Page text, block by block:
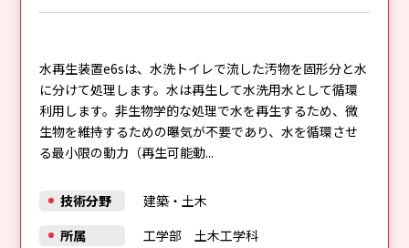
水再生装置e6sは、水洗トイレで流した汚物を固形分と水
に分けて処理します。水は再生して水洗用水として循環
利用します。非生物学的な処理で水を再生するため、微
生物を維持するための曝気が不要であり、水を循環させ
る最小限の動力（再生可能動...
技術分野
建築・土木
所属
工学部 土木工学科